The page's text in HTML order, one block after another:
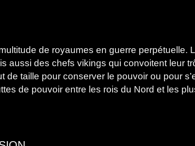
de royaumes en guerre perpétuelle.
aussi des chefs vikings qui convoitent leur
taille pour conserver le pouvoir ou pour
de pouvoir entre les rois du Nord et les